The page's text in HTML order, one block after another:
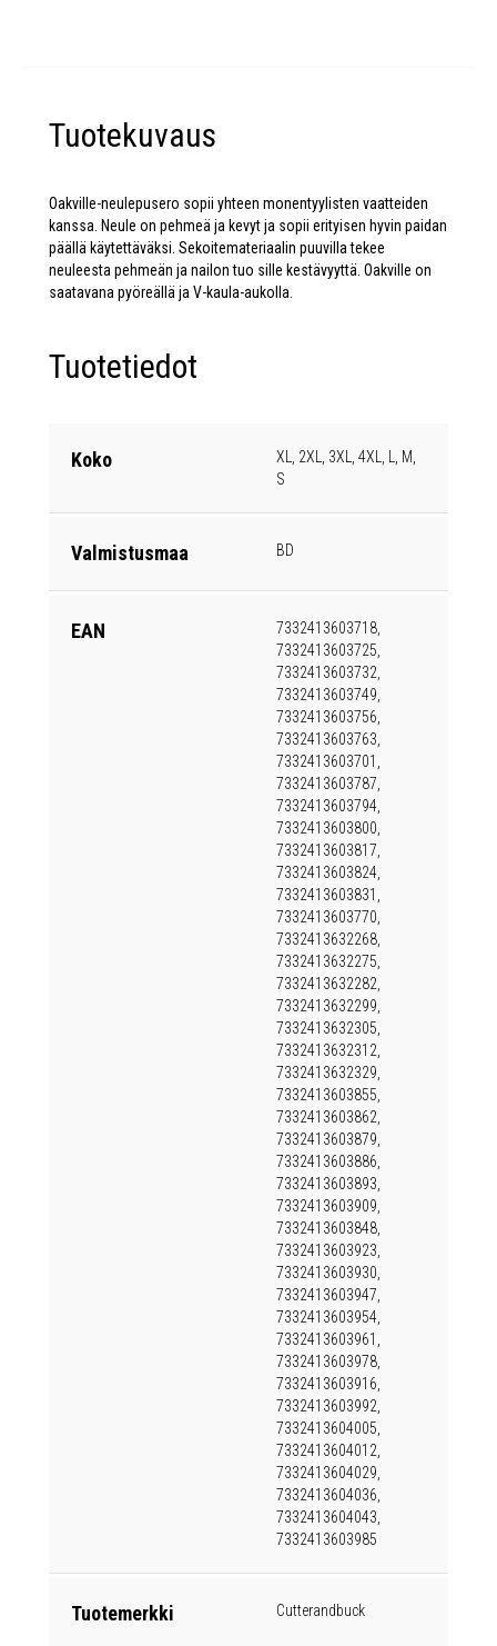
Tuotekuvaus
Oakville-neulepusero sopii yhteen monentyylisten vaatteiden
kanssa. Neule on pehmeä ja kevyt ja sopii erityisen hyvin paidan
päällä käytettäväksi. Sekoitemateriaalin puuvilla tekee
neuleesta pehmeän ja nailon tuo sille kestävyyttä. Oakville on
saatavana pyöreällä ja V-kaula-aukolla.
Tuotetiedot
Koko
XL, 2XL, 3XL, 4XL, L, M,
S
Valmistusmaa BD
EAN
7332413603718,
7332413603725,
7332413603732,
7332413603749,
7332413603756,
7332413603763,
7332413603701,
7332413603787,
7332413603794,
7332413603800,
7332413603817,
7332413603824,
7332413603831,
7332413603770,
7332413632268,
7332413632275,
7332413632282,
7332413632299,
7332413632305,
7332413632312,
7332413632329,
7332413603855,
7332413603862,
7332413603879,
7332413603886,
7332413603893,
7332413603909,
7332413603848,
7332413603923,
7332413603930,
7332413603947,
7332413603954,
7332413603961,
7332413603978,
7332413603916,
7332413603992,
7332413604005,
7332413604012,
7332413604029,
7332413604036,
7332413604043,
7332413603985
Tuotemerkki Cutterandbuck